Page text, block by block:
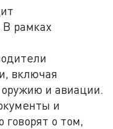
В рамках
включая
и авиации.
и
о том,